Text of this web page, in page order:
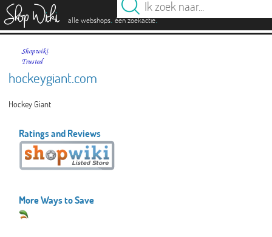
alle webshops. één zoekactie.
hockeygiant.com
Hockey Giant
Ratings and Reviews
More Ways to Save